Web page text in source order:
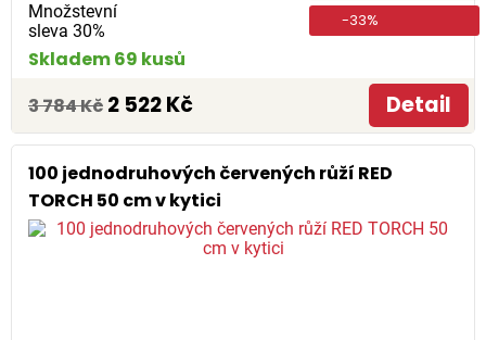
Množstevní
sleva 30%
-33%
Skladem 69 kusů
3 784 Kč 2 522 Kč Detail
100 jednodruhových červených růží RED
TORCH 50 cm v kytici